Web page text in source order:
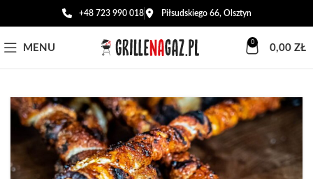
+48 723 990 018 Piłsudskiego 66, Olsztyn
MENU 0 0,00 ZŁ